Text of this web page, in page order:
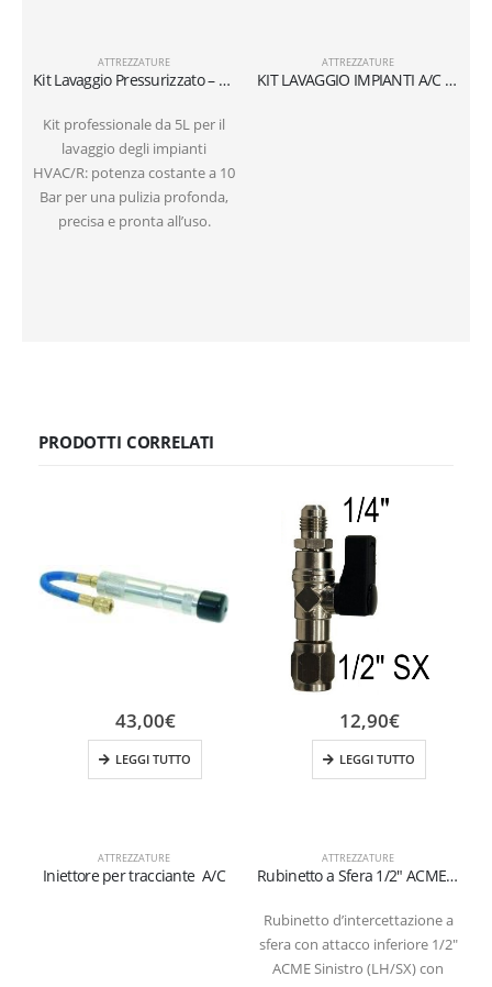
ATTREZZATURE
Kit Lavaggio Pressurizzato – Bombola 5L + Pistola con Tubo 60cm
Kit professionale da 5L per il
lavaggio degli impianti
HVAC/R: potenza costante a 10
Bar per una pulizia profonda,
precisa e pronta all’uso.
ATTREZZATURE
KIT LAVAGGIO IMPIANTI A/C E REFRIGERAZIONE
PRODOTTI CORRELATI
ATTREZZATURE
Iniettore per tracciante A/C
43,00€
LEGGI TUTTO
ATTREZZATURE
Rubinetto a Sfera 1/2″ ACME SX x 1/4″ SAE per Bombole Ricaricabili (1-2 kg)
Rubinetto d’intercettazione a
sfera con attacco inferiore 1/2″
ACME Sinistro (LH/SX) con
12,90€
LEGGI TUTTO